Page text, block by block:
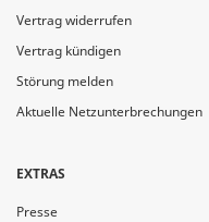
Vertrag widerrufen
Vertrag kündigen
Störung melden
Aktuelle Netzunterbrechungen
EXTRAS
Presse